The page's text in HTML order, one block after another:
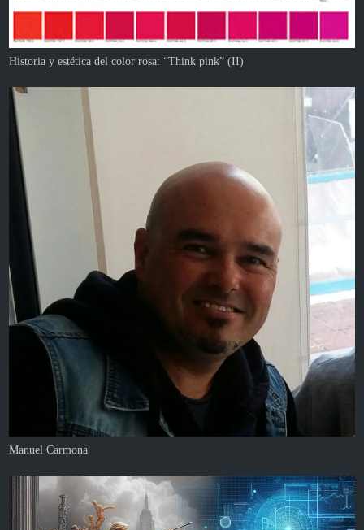
Historia y estética del color rosa: “Think pink” (II)
Manuel Carmona